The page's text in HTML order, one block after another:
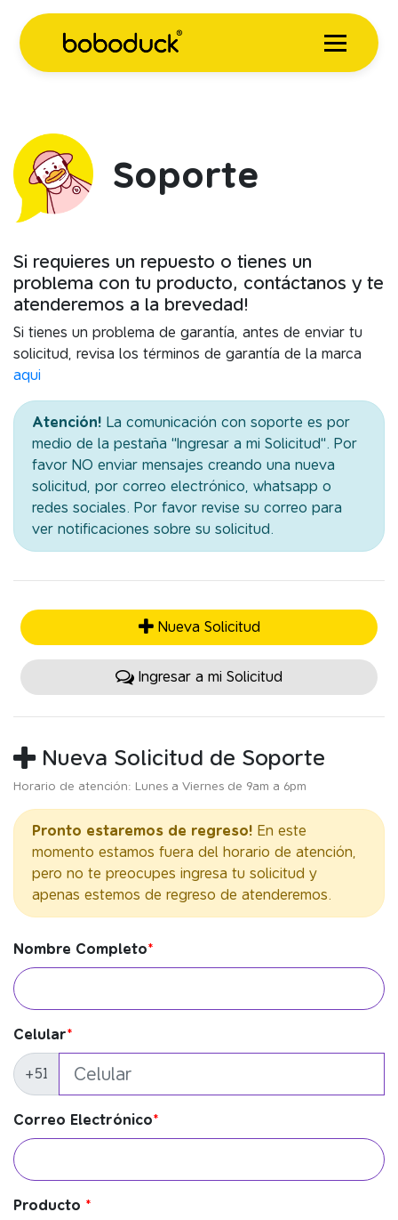
Soporte
Si requieres un repuesto o tienes un
problema con tu producto, contáctanos y te
atenderemos a la brevedad!
Si tienes un problema de garantía, antes de enviar tu
solicitud, revisa los términos de garantía de la marca
aqui
Atención! La comunicación con soporte es por
medio de la pestaña "Ingresar a mi Solicitud". Por
favor NO enviar mensajes creando una nueva
solicitud, por correo electrónico, whatsapp o
redes sociales. Por favor revise su correo para
ver notificaciones sobre su solicitud.
Nueva Solicitud
Ingresar a mi Solicitud
Nueva Solicitud de Soporte
Horario de atención: Lunes a Viernes de 9am a 6pm
Pronto estaremos de regreso! En este
momento estamos fuera del horario de atención,
pero no te preocupes ingresa tu solicitud y
apenas estemos de regreso de atenderemos.
Nombre Completo*
Celular*
+51
Correo Electrónico*
Producto *